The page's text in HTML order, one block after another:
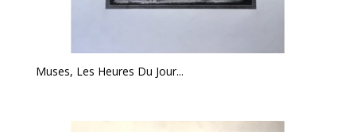
Muses, Les Heures Du Jour...